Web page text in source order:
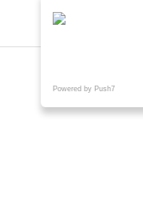
KOKARAとは
Powered by Push7